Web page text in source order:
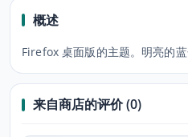
概述
Firefox 桌面版的主题。明亮的蓝
来自商店的评价 (0)